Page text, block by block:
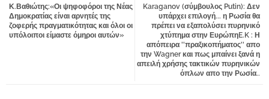
tter atsa
Karaganov (σύμβουλος Putin): Δεν
υπάρχει επιλογή... η Ρωσία θα
πρέπει να εξαπολύσει πυρηνικό
χτύπημα στην ΕυρώπηE.K : Η
απόπειρα ''πραξικοπήματος'' απο
την Wagner και πως μπαίνει ξανά η
απειλή χρήσης τακτικών πυρηνικών
όπλων απο την Ρωσία..
Κ.Βαθιώτης:«Οι ψηφοφόροι της Νέας
Δημοκρατίας είναι αρνητές της
ζοφερής πραγματικότητας και όλοι οι
υπόλοιποι είμαστε όμηροι αυτών»